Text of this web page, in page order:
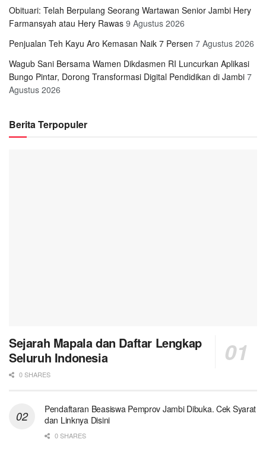
Obituari: Telah Berpulang Seorang Wartawan Senior Jambi Hery
Farmansyah atau Hery Rawas 9 Agustus 2026
Penjualan Teh Kayu Aro Kemasan Naik 7 Persen 7 Agustus 2026
Wagub Sani Bersama Wamen Dikdasmen RI Luncurkan Aplikasi
Bungo Pintar, Dorong Transformasi Digital Pendidikan di Jambi 7
Agustus 2026
Berita Terpopuler
Sejarah Mapala dan Daftar Lengkap
Seluruh Indonesia
0 SHARES
Pendaftaran Beasiswa Pemprov Jambi Dibuka. Cek Syarat
dan Linknya Disini
0 SHARES